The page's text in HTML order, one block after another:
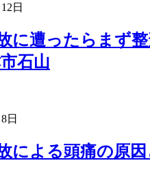
日
に遭ったらまず
石山
日
による頭痛の原